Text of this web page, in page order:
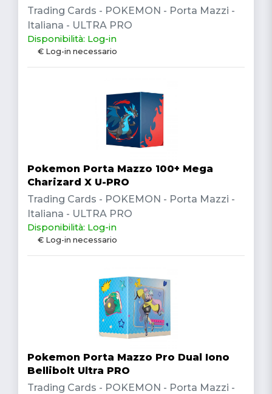
Trading Cards - POKEMON - Porta Mazzi -
Italiana - ULTRA PRO
Disponibilità: Log-in
€ Log-in necessario
Pokemon Porta Mazzo 100+ Mega
Charizard X U-PRO
Trading Cards - POKEMON - Porta Mazzi -
Italiana - ULTRA PRO
Disponibilità: Log-in
€ Log-in necessario
Pokemon Porta Mazzo Pro Dual Iono
Bellibolt Ultra PRO
Trading Cards - POKEMON - Porta Mazzi -